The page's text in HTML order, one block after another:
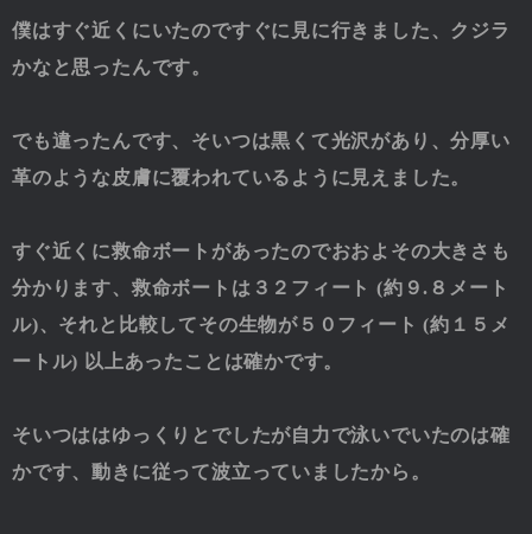
僕はすぐ近くにいたのですぐに見に行きました、クジラ
かなと思ったんです。
でも違ったんです、そいつは黒くて光沢があり、分厚い
革のような皮膚に覆われているように見えました。
すぐ近くに救命ボートがあったのでおおよその大きさも
分かります、救命ボートは３２フィート (約９.８メート
ル)、それと比較してその生物が５０フィート (約１５メ
ートル) 以上あったことは確かです。
そいつははゆっくりとでしたが自力で泳いでいたのは確
かです、動きに従って波立っていましたから。